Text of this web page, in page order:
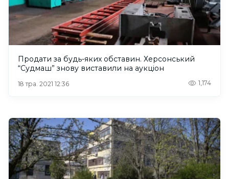
Продати за будь-яких обставин. Херсонський
“Судмаш” знову виставили на аукціон
18 тра. 2021 12:36 1,174